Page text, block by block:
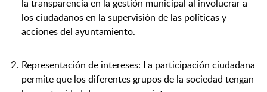
la transparencia en la gestión municipal al involucrar a
los ciudadanos en la supervisión de las políticas y
acciones del ayuntamiento.
Representación de intereses: La participación ciudadana
permite que los diferentes grupos de la sociedad tengan